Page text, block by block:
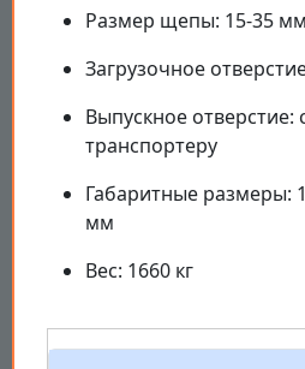
Размер щепы: 15-35 мм
Загрузочное
Выпускное отверстие:
транспортеру
Габаритные размеры:
мм
Вес: 1660 кг